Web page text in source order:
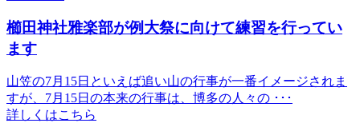
櫛田神社雅楽部が例大祭に向けて練習を行ってい
ます
山笠の7月15日といえば追い山の行事が一番イメージされま
すが、7月15日の本来の行事は、博多の人々の ･･･
詳しくはこちら